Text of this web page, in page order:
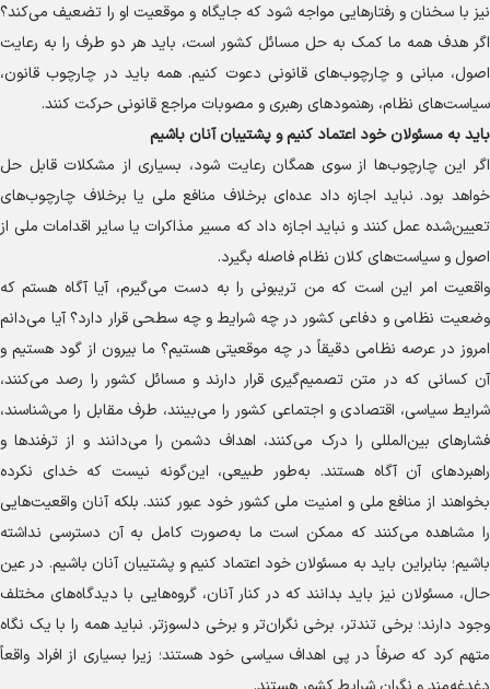
نیز با سخنان و رفتار‌هایی مواجه شود که جایگاه و موقعیت او را تضعیف می‌کند؟
اگر هدف همه ما کمک به حل مسائل کشور است، باید هر دو طرف را به رعایت
اصول، مبانی و چارچوب‌های قانونی دعوت کنیم. همه باید در چارچوب قانون،
سیاست‌های نظام، رهنمود‌های رهبری و مصوبات مراجع قانونی حرکت کنند.
باید به مسئولان خود اعتماد کنیم و پشتیبان آنان باشیم
اگر این چارچوب‌ها از سوی همگان رعایت شود، بسیاری از مشکلات قابل حل
خواهد بود. نباید اجازه داد عده‌ای برخلاف منافع ملی یا برخلاف چارچوب‌های
تعیین‌شده عمل کنند و نباید اجازه داد که مسیر مذاکرات یا سایر اقدامات ملی از
اصول و سیاست‌های کلان نظام فاصله بگیرد.
واقعیت امر این است که من تریبونی را به دست می‌گیرم، آیا آگاه هستم که
وضعیت نظامی و دفاعی کشور در چه شرایط و چه سطحی قرار دارد؟ آیا می‌دانم
امروز در عرصه نظامی دقیقاً در چه موقعیتی هستیم؟ ما بیرون از گود هستیم و
آن کسانی که در متن تصمیم‌گیری قرار دارند و مسائل کشور را رصد می‌کنند،
شرایط سیاسی، اقتصادی و اجتماعی کشور را می‌بینند، طرف مقابل را می‌شناسند،
فشار‌های بین‌المللی را درک می‌کنند، اهداف دشمن را می‌دانند و از ترفند‌ها و
راهبرد‌های آن آگاه هستند. به‌طور طبیعی، این‌گونه نیست که خدای نکرده
بخواهند از منافع ملی و امنیت ملی کشور خود عبور کنند. بلکه آنان واقعیت‌هایی
را مشاهده می‌کنند که ممکن است ما به‌صورت کامل به آن دسترسی نداشته
باشیم؛ بنابراین باید به مسئولان خود اعتماد کنیم و پشتیبان آنان باشیم. در عین
حال، مسئولان نیز باید بدانند که در کنار آنان، گروه‌هایی با دیدگاه‌های مختلف
وجود دارند؛ برخی تندتر، برخی نگران‌تر و برخی دلسوزتر. نباید همه را با یک نگاه
متهم کرد که صرفاً در پی اهداف سیاسی خود هستند؛ زیرا بسیاری از افراد واقعاً